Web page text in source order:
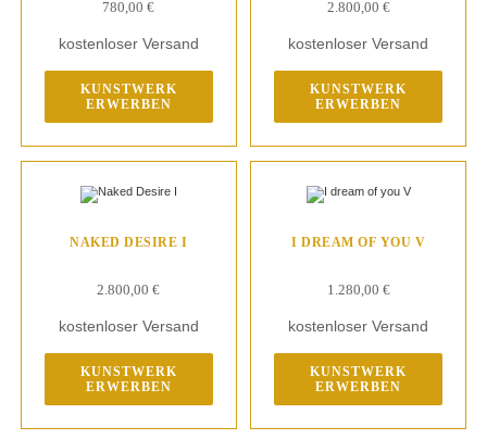
780,00€
kostenloser Versand
KUNSTWERK
ERWERBEN
2.800,00 €
kostenloser Versand
KUNSTWERK
ERWERBEN
NAKED DESIRE I
2.800,00€
kostenloser Versand
KUNSTWERK
ERWERBEN
I DREAM OF YOU V
1.280,00 €
kostenloser Versand
KUNSTWERK
ERWERBEN